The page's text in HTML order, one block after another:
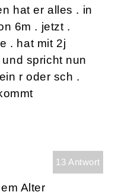
hat er alles . in
6m . jetzt .
. hat mit 2j
spricht nun
r oder sch .
13 Antwort
Alter